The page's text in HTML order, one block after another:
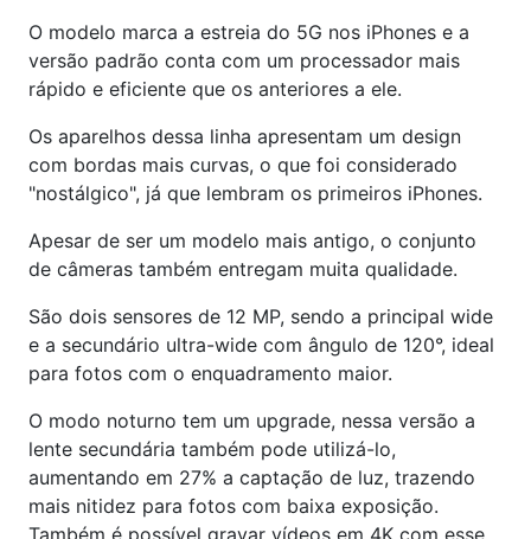
O modelo marca a estreia do 5G nos iPhones e a
versão padrão conta com um processador mais
rápido e eficiente que os anteriores a ele.
Os aparelhos dessa linha apresentam um design
com bordas mais curvas, o que foi considerado
"nostálgico", já que lembram os primeiros iPhones.
Apesar de ser um modelo mais antigo, o conjunto
de câmeras também entregam muita qualidade.
São dois sensores de 12 MP, sendo a principal wide
e a secundário ultra-wide com ângulo de 120°, ideal
para fotos com o enquadramento maior.
O modo noturno tem um upgrade, nessa versão a
lente secundária também pode utilizá-lo,
aumentando em 27% a captação de luz, trazendo
mais nitidez para fotos com baixa exposição.